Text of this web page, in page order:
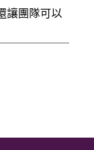
讓團隊可以